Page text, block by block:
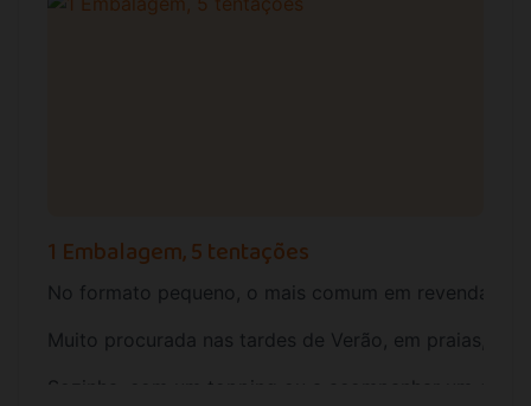
1 Embalagem, 5 tentações
No formato pequeno, o mais comum em revenda,
Muito procurada nas tardes de Verão, em praias,
Sozinha, com um topping ou a acompanhar um